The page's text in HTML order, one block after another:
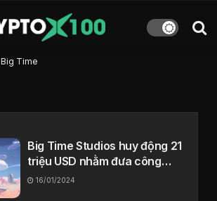
Big Time
Big Time Studios huy động 21
triệu USD nhằm đưa công
nghệ NFT vào các tựa game
16/01/2024